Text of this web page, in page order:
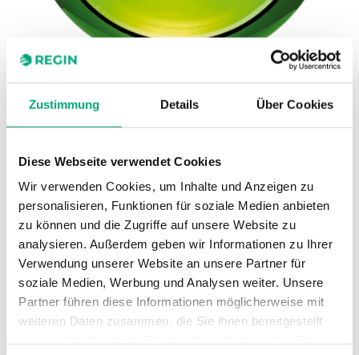
Zustimmung Details Über Cookies
Diese Webseite verwendet Cookies
Wir verwenden Cookies, um Inhalte und Anzeigen zu
personalisieren, Funktionen für soziale Medien anbieten
zu können und die Zugriffe auf unsere Website zu
analysieren. Außerdem geben wir Informationen zu Ihrer
Verwendung unserer Website an unsere Partner für
soziale Medien, Werbung und Analysen weiter. Unsere
Partner führen diese Informationen möglicherweise mit
weiteren Daten zusammen, die Sie ihnen bereitgestellt
REGIN
Regio Tool
Konfigurationssoftware für Regio RCP, RCF, RC< 1.6
SOFTWARE UND DOKUMENTATION
Artikel (1 st)